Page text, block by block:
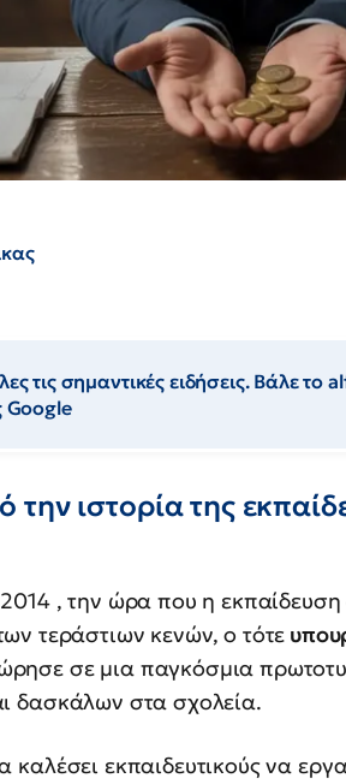
τις σημαντικές ειδήσεις. Βάλε
Google
την ιστορία της
, την ώρα που η
τεράστιων κενών, ο τότε
σε μια παγκόσμια
δασκάλων στα σχολεία.
καλέσει εκπαιδευτικούς να